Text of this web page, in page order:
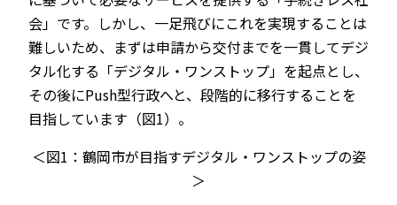
会」です。しかし、一足飛びにこれを実現することは
難しいため、まずは申請から交付までを一貫してデジ
タル化する「デジタル・ワンストップ」を起点とし、
その後にPush型行政へと、段階的に移行することを
目指しています（図1）。
＜図1：鶴岡市が目指すデジタル・ワンストップの姿
＞